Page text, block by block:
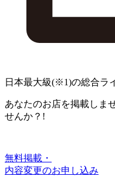
日本最大級(※1)の総合ラ
あなたのお店を掲載しま
せんか？!
無料掲載・
内容変更のお申し込み